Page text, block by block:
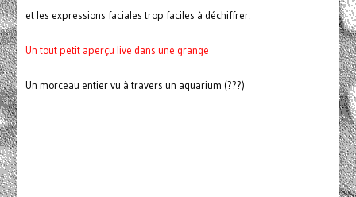
et les expressions faciales trop faciles à déchiffrer.
Un tout petit aperçu live dans une grange
Un morceau entier vu à travers un aquarium (???)